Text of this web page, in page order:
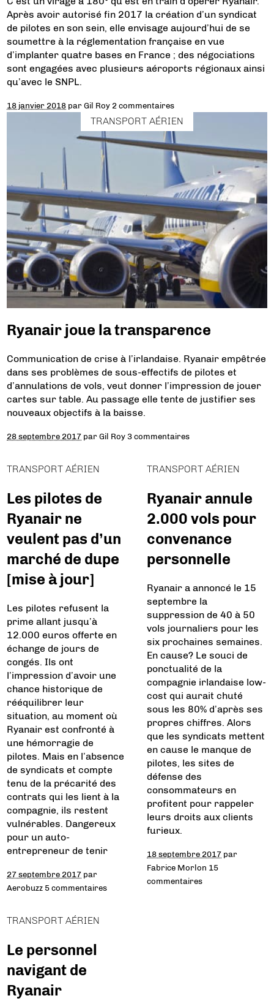
Après avoir autorisé fin 2017 la création d’un syndicat
de pilotes en son sein, elle envisage aujourd’hui de se
soumettre à la réglementation française en vue
d’implanter quatre bases en France ; des négociations
sont engagées avec plusieurs aéroports régionaux ainsi
qu’avec le SNPL.
18 janvier 2018 parGil Roy 2 commentaires
TRANSPORT AÉRIEN
Ryanair joue la transparence
Communication de crise à l’irlandaise. Ryanair empêtrée
dans ses problèmes de sous-effectifs de pilotes et
d’annulations de vols, veut donner l’impression de jouer
cartes sur table. Au passage elle tente de justifier ses
nouveaux objectifs à la baisse.
28 septembre 2017 parGil Roy 3 commentaires
TRANSPORT AÉRIEN
Les pilotes de
Ryanair ne
veulent pas d’un
marché de dupe
[mise à jour]
Les pilotes refusent la
prime allant jusqu’à
12.000 euros offerte en
échange de jours de
congés. Ils ont
l’impression d’avoir une
chance historique de
rééquilibrer leur
situation, au moment où
Ryanair est confronté à
une hémorragie de
pilotes. Mais en l’absence
de syndicats et compte
tenu de la précarité des
contrats qui les lient à la
compagnie, ils restent
vulnérables. Dangereux
pour un auto-
entrepreneur de tenir
27 septembre 2017 par
Aerobuzz 5 commentaires
TRANSPORT AÉRIEN
Ryanair annule
2.000 vols pour
convenance
personnelle
Ryanair a annoncé le 15
septembre la
suppression de 40 à 50
vols journaliers pour les
six prochaines semaines.
En cause? Le souci de
ponctualité de la
compagnie irlandaise low-
cost qui aurait chuté
sous les 80% d’après ses
propres chiffres. Alors
que les syndicats mettent
en cause le manque de
pilotes, les sites de
défense des
consommateurs en
profitent pour rappeler
leurs droits aux clients
furieux.
18 septembre 2017 par
Fabrice Morlon 15
commentaires
TRANSPORT AÉRIEN
Le personnel
navigant de
Ryanair